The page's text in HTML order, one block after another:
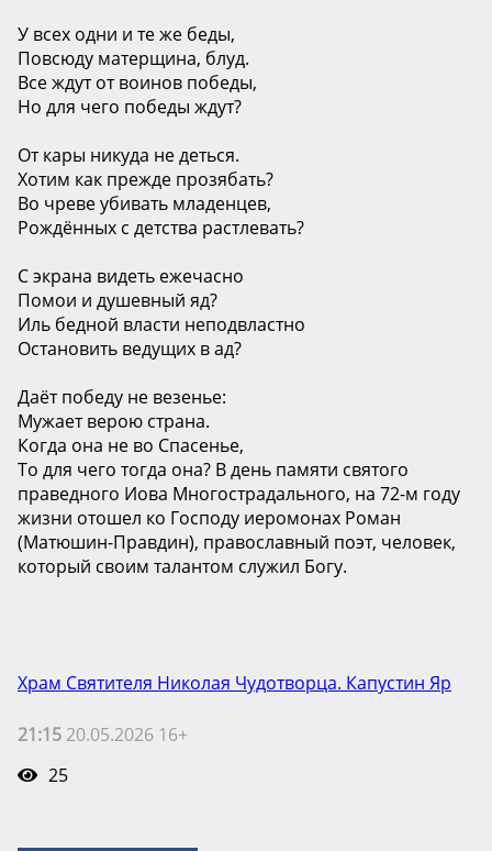
У всех одни и те же беды,
Повсюду матерщина, блуд.
Все ждут от воинов победы,
Но для чего победы ждут?
От кары никуда не деться.
Хотим как прежде прозябать?
Во чреве убивать младенцев,
Рождённых с детства растлевать?
С экрана видеть ежечасно
Помои и душевный яд?
Иль бедной власти неподвластно
Остановить ведущих в ад?
Даёт победу не везенье:
Мужает верою страна.
Когда она не во Спасенье,
То для чего тогда она? В день памяти святого
праведного Иова Многострадального, на 72-м году
жизни отошел ко Господу иеромонах Роман
(Матюшин-Правдин), православный поэт, человек,
который своим талантом служил Богу.
Храм Святителя Николая Чудотворца. Капустин Яр
21:15 20.05.2026 16+
25